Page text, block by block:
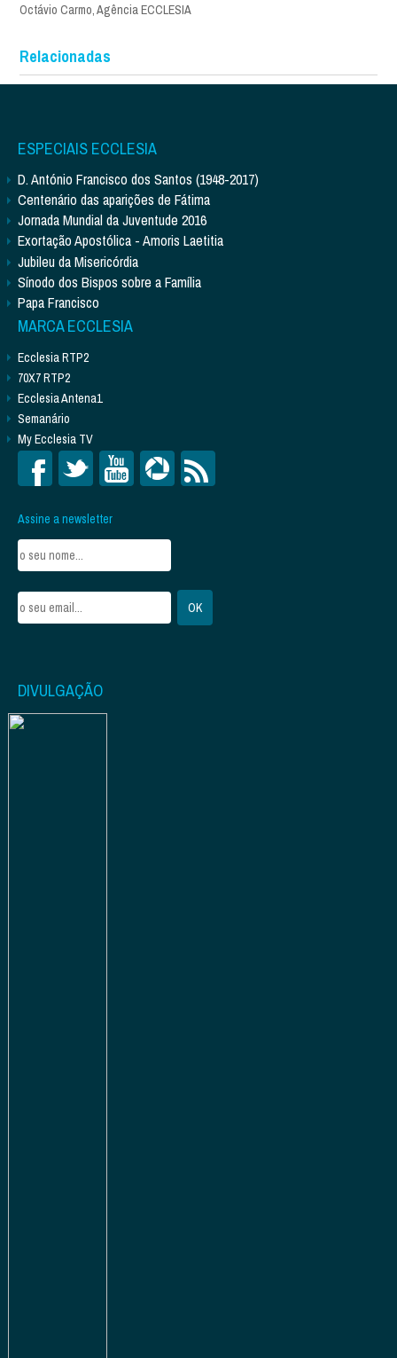
Octávio Carmo, Agência ECCLESIA
Relacionadas
ESPECIAIS ECCLESIA
D. António Francisco dos Santos (1948-2017)
Centenário das aparições de Fátima
Jornada Mundial da Juventude 2016
Exortação Apostólica - Amoris Laetitia
Jubileu da Misericórdia
Sínodo dos Bispos sobre a Família
Papa Francisco
MARCA ECCLESIA
Ecclesia RTP2
70X7 RTP2
Ecclesia Antena1
Semanário
My Ecclesia TV
Assine a newsletter
DIVULGAÇÃO